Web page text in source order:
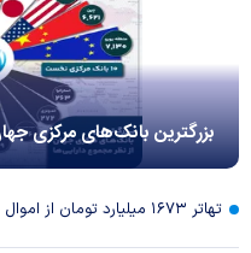
بزرگترین بانک‌های مرکزی
تهاتر ۱۶۷۳ میلیارد تومان از اموال شرکت‌های تراستی